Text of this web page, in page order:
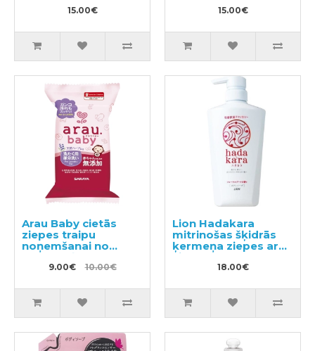
15.00€ 15.00€
Arau Baby cietās
ziepes traipu
noņemšanai no
bērnu veļas 110g
9.00€ 10.00€
Lion Hadakara
mitrinošas šķidrās
ķermeņa ziepes ar
ziedu aromātu
18.00€